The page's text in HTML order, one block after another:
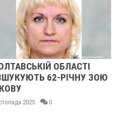
ОБЛАСТІ
62-РІЧНУ ЗОЮ
2025 0